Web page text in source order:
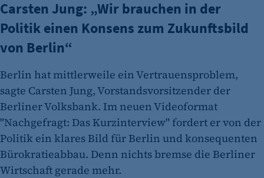
etracker Analytics
Name:
et_oi_v2
Anbieter:
Carsten Jung: „Wir brauchen in der
Politik einen Konsens zum Zukunftsbild
von Berlin“
Berlin hat mittlerweile ein Vertrauensproblem,
sagte Carsten Jung, Vorstandsvorsitzender der
Berliner Volksbank. Im neuen Videoformat
"Nachgefragt: Das Kurzinterview" fordert er von der
Politik ein klares Bild für Berlin und konsequenten
Bürokratieabbau. Denn nichts bremse die Berliner
Wirtschaft gerade mehr.